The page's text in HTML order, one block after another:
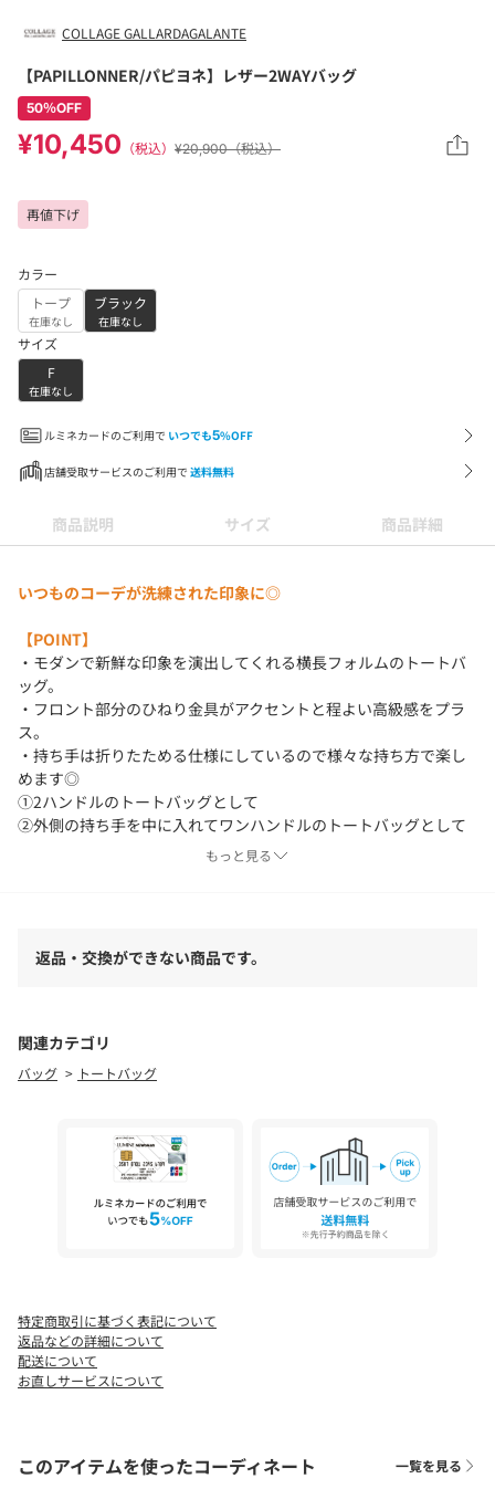
COLLAGE GALLARDAGALANTE
【PAPILLONNER/パピヨネ】レザー2WAYバッグ
50％OFF
¥10,450 （税込） ¥20,900（税込）
再値下げ
カラー
トープ
在庫なし
ブラック
在庫なし
サイズ
F
在庫なし
ルミネカードのご利用で いつでも5%OFF
店舗受取サービスのご利用で 送料無料
商品説明 サイズ 商品詳細
いつものコーデが洗練された印象に◎
【POINT】
・モダンで新鮮な印象を演出してくれる横長フォルムのトートバ
ッグ。
・フロント部分のひねり金具がアクセントと程よい高級感をプラ
ス。
・持ち手は折りたためる仕様にしているので様々な持ち方で楽し
めます◎
①2ハンドルのトートバッグとして
②外側の持ち手を中に入れてワンハンドルのトートバッグとして
③持ち手をすべて中に入れてクラッチバッグとして
≪収納目安≫
【素材】
牛革、ポリエステル
高さ：約15cm
マチ：約11cm
ショルダーの長さ：123㎝
・着用後、洗濯後の返品・交換は致しかねます。
・商品到着後、着用前に商品状態のご確認をお願い致します。
・ECサイトでご購入いただいた商品は、お修理を承っておりませ
ん。
に登録すると
もっと見る
返品・交換ができない商品です。
関連カテゴリ
バッグ トートバッグ
特定商取引に基づく表記について
返品などの詳細について
配送について
お直しサービスについて
このアイテムを使ったコーディネート 一覧を見る